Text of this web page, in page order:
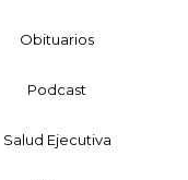
Obituarios
Podcast
Salud Ejecutiva